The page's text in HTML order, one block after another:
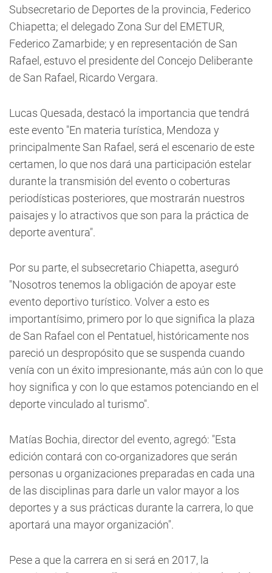
Subsecretario de Deportes de la provincia, Federico
Chiapetta; el delegado Zona Sur del EMETUR,
Federico Zamarbide; y en representación de San
Rafael, estuvo el presidente del Concejo Deliberante
de San Rafael, Ricardo Vergara.
Lucas Quesada, destacó la importancia que tendrá
este evento "En materia turística, Mendoza y
principalmente San Rafael, será el escenario de este
certamen, lo que nos dará una participación estelar
durante la transmisión del evento o coberturas
periodísticas posteriores, que mostrarán nuestros
paisajes y lo atractivos que son para la práctica de
deporte aventura".
Por su parte, el subsecretario Chiapetta, aseguró
"Nosotros tenemos la obligación de apoyar este
evento deportivo turístico. Volver a esto es
importantísimo, primero por lo que significa la plaza
de San Rafael con el Pentatuel, históricamente nos
pareció un despropósito que se suspenda cuando
venía con un éxito impresionante, más aún con lo que
hoy significa y con lo que estamos potenciando en el
deporte vinculado al turismo".
Matías Bochia, director del evento, agregó: "Esta
edición contará con co-organizadores que serán
personas u organizaciones preparadas en cada una
de las disciplinas para darle un valor mayor a los
deportes y a sus prácticas durante la carrera, lo que
aportará una mayor organización".
Pese a que la carrera en si será en 2017, la